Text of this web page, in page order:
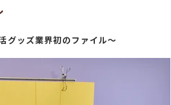
グッズ業界初のファイル～